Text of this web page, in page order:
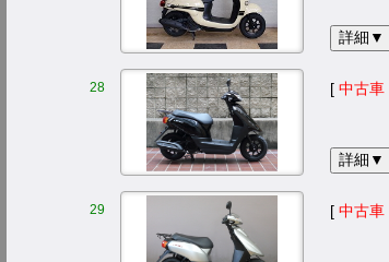
詳細▼
28 [ 中古車
詳細▼
29 [ 中古車